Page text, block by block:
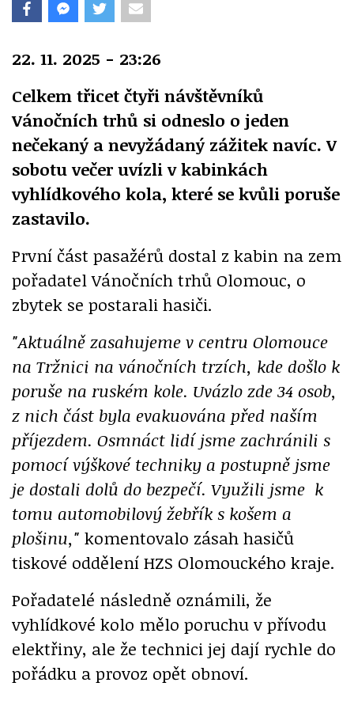
22. 11. 2025 - 23:26
Celkem třicet čtyři návštěvníků
Vánočních trhů si odneslo o jeden
nečekaný a nevyžádaný zážitek navíc. V
sobotu večer uvízli v kabinkách
vyhlídkového kola, které se kvůli poruše
zastavilo.
První část pasažérů dostal z kabin na zem
pořadatel Vánočních trhů Olomouc, o
zbytek se postarali hasiči.
"Aktuálně zasahujeme v centru Olomouce
na Tržnici na vánočních trzích, kde došlo k
poruše na ruském kole. Uvázlo zde 34 osob,
z nich část byla evakuována před naším
příjezdem. Osmnáct lidí jsme zachránili s
pomocí výškové techniky a postupně jsme
je dostali dolů do bezpečí. Využili jsme k
tomu automobilový žebřík s košem a
plošinu," komentovalo zásah hasičů
tiskové oddělení HZS Olomouckého kraje.
Pořadatelé následně oznámili, že
vyhlídkové kolo mělo poruchu v přívodu
elektřiny, ale že technici jej dají rychle do
pořádku a provoz opět obnoví.